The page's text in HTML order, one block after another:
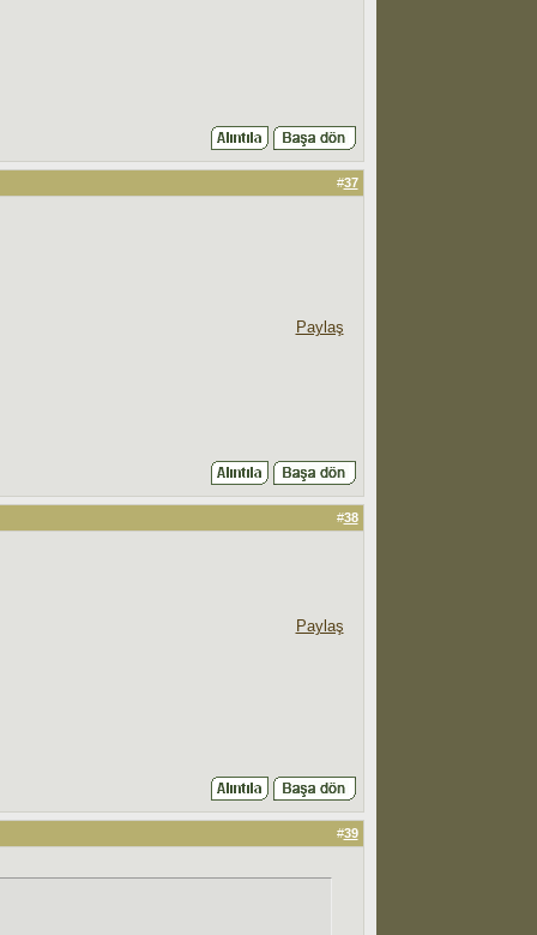
#37
Paylaş
#38
Paylaş
#39